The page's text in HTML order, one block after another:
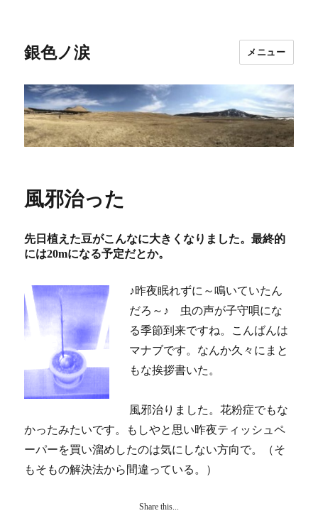
銀色ノ涙 メニュー
風邪治った
先日植えた豆がこんなに大きくなりました。最終的
には20mになる予定だとか。
♪昨夜眠れずに～鳴いていたん
だろ～♪ 虫の声が子守唄にな
る季節到来ですね。こんばんは
マナブです。なんか久々にまと
もな挨拶書いた。
風邪治りました。花粉症でもな
かったみたいです。もしやと思い昨夜ティッシュペ
ーパーを買い溜めしたのは気にしない方向で。（そ
もそもの解決法から間違っている。）
Share this...